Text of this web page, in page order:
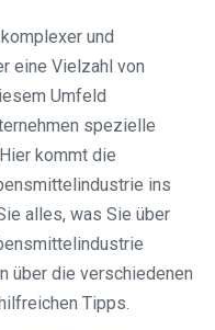
und
eine Vielzahl von
Umfeld
spezielle
kommt die
ins
alles, was Sie über
über die verschiedenen
Tipps.